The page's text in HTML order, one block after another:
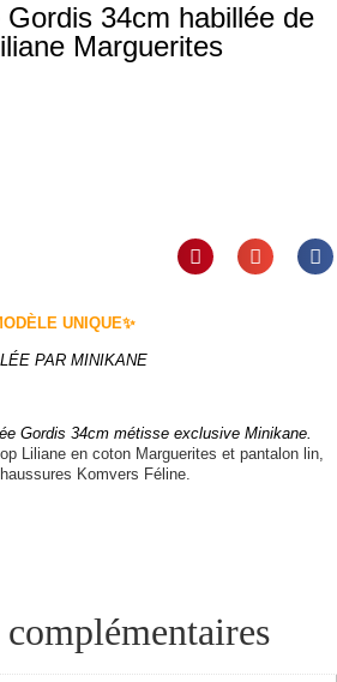
34cm habillée de
Marguerites
UNIQUE✨
PAR MINIKANE
Gordis 34cm métisse exclusive Minikane.
Liliane en coton Marguerites et pantalon lin,
Komvers Féline.